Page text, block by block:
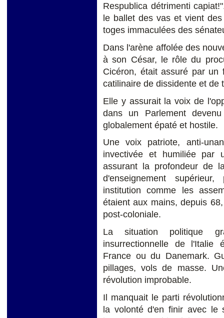
Respublica détrimenti
le ballet des vas et vient
toges immaculées des
Dans l'arène affolée des
à son César, le rôle du
Cicéron, était assuré par un
catilinaire de dissidente et de
Elle y assurait la voix de
dans un Parlement
globalement épaté et hostile.
Une voix patriote, anti-
invectivée et humiliée par
assurant la profondeur de
d'enseignement
institution comme les
étaient aux mains, depuis
post-coloniale.
La situation politique
insurrectionnelle de l'Italie
France ou du Danemark.
pillages, vols de masse.
révolution improbable.
Il manquait le parti
la volonté d'en finir avec le